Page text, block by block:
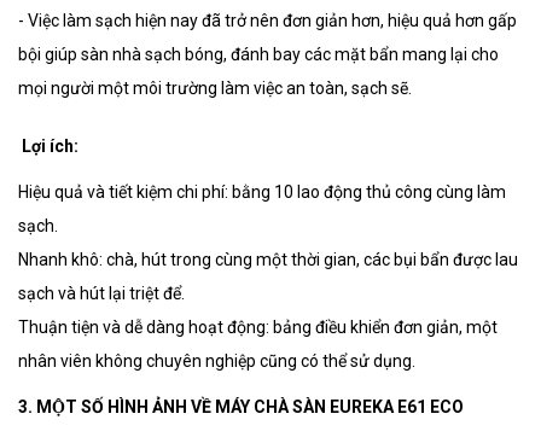
- Việc làm sạch hiện nay đã trở nên đơn giản hơn, hiệu quả hơn gấp
bội giúp sàn nhà sạch bóng, đánh bay các mặt bẩn mang lại cho
mọi người một môi trường làm việc an toàn, sạch sẽ.
Lợi ích:
Hiệu quả và tiết kiệm chi phí: bằng 10 lao động thủ công cùng làm
sạch.
Nhanh khô: chà, hút trong cùng một thời gian, các bụi bẩn được lau
sạch và hút lại triệt để.
Thuận tiện và dễ dàng hoạt động: bảng điều khiển đơn giản, một
nhân viên không chuyên nghiệp cũng có thể sử dụng.
3. MỘT SỐ HÌNH ẢNH VỀ MÁY CHÀ SÀN EUREKA E61 ECO